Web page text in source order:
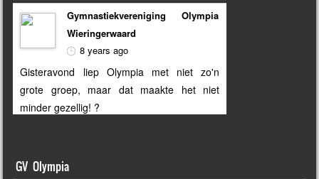
Gymnastiekvereniging Olympia
Wieringerwaard
8 years ago
Gisteravond liep Olympia met niet zo'n
grote groep, maar dat maakte het niet
minder gezellig! ?
Wandelvierdaagse!
GV Olympia